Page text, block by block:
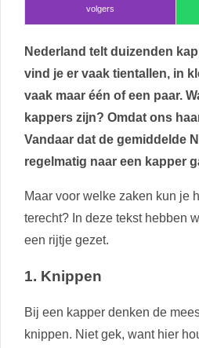
volgers
Nederland telt duizenden
vind je er vaak tientallen, in
vaak maar één of een paar.
kappers zijn? Omdat ons
Vandaar dat de gemiddelde
regelmatig naar een kapper
Maar voor welke zaken kun je
terecht? In deze tekst hebben
een rijtje gezet.
1. Knippen
Bij een kapper denken de
knippen. Niet gek, want hier